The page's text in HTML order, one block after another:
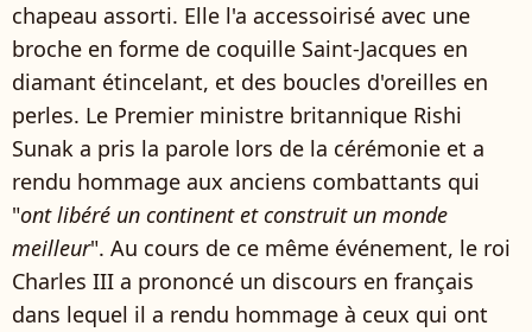
chapeau assorti. Elle l'a accessoirisé avec une
broche en forme de coquille Saint-Jacques en
diamant étincelant, et des boucles d'oreilles en
perles. Le Premier ministre britannique Rishi
Sunak a pris la parole lors de la cérémonie et a
rendu hommage aux anciens combattants qui
"ont libéré un continent et construit un monde
meilleur". Au cours de ce même événement, le roi
Charles III a prononcé un discours en français
dans lequel il a rendu hommage à ceux qui ont